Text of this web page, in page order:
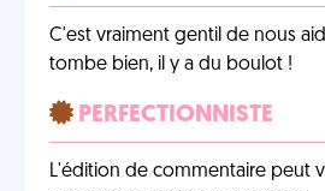
C'est vraiment gentil de nous
tombe bien, il y a du boulot !
PERFECTIONNISTE
L'édition de commentaire peut